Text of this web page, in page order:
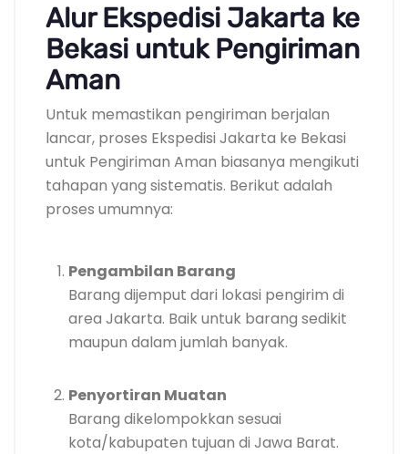
Alur Ekspedisi Jakarta ke
Bekasi untuk Pengiriman
Aman
Untuk memastikan pengiriman berjalan
lancar, proses Ekspedisi Jakarta ke Bekasi
untuk Pengiriman Aman biasanya mengikuti
tahapan yang sistematis. Berikut adalah
proses umumnya:
Pengambilan Barang
Barang dijemput dari lokasi pengirim di
area Jakarta. Baik untuk barang sedikit
maupun dalam jumlah banyak.
Penyortiran Muatan
Barang dikelompokkan sesuai
kota/kabupaten tujuan di Jawa Barat.